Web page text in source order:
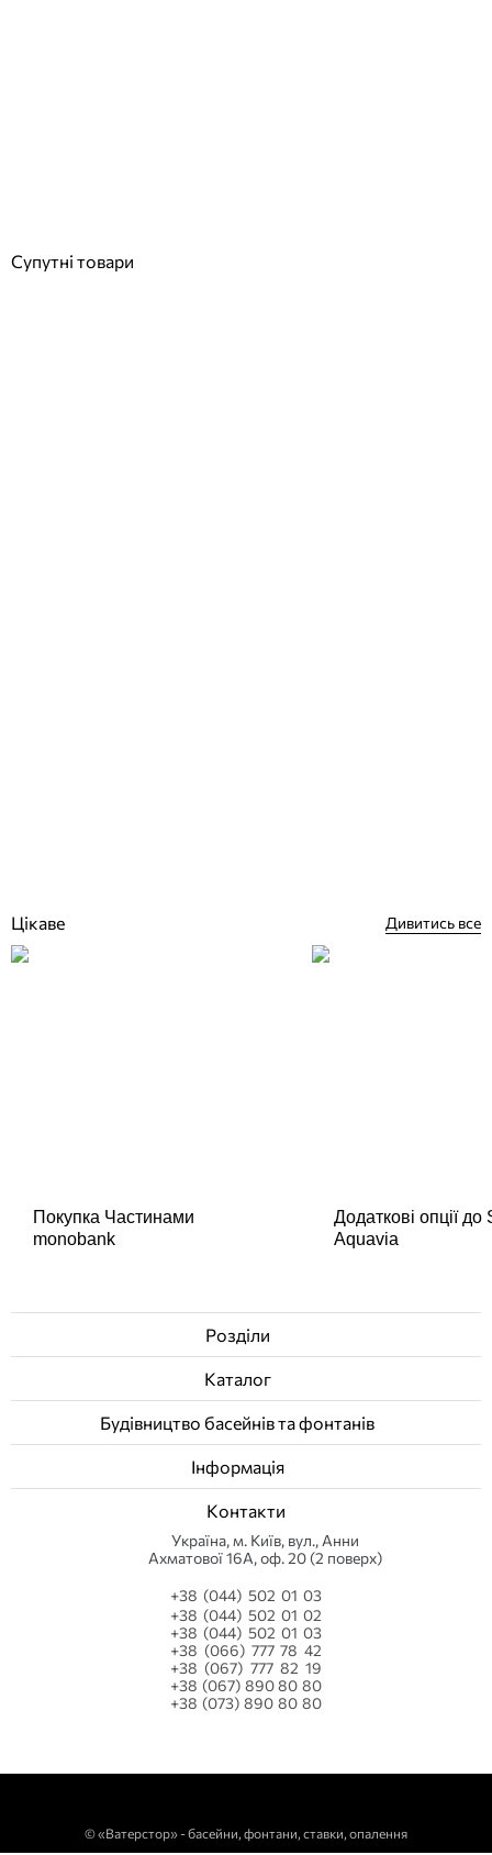
Супутні товари
Цікаве Дивитись все
Покупка Частинами
monobank
Додаткові опції
Aquavia
Розділи
Каталог
Будівництво басейнів та фонтанів
Інформація
Контакти
Українa, м. Київ, вул., Анни
Ахматової 16А, оф. 20 (2 поверх)
+38 (044) 502 01 03
+38 (044) 502 01 02
+38 (044) 502 01 03
+38 (066) 777 78 42
+38 (067) 777 82 19
+38 (067) 890 80 80
+38 (073) 890 80 80
©«Ватерстор» - басейни, фонтани, ставки, опалення